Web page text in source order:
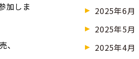
加しま
、
2025年6月
2025年5月
2025年4月